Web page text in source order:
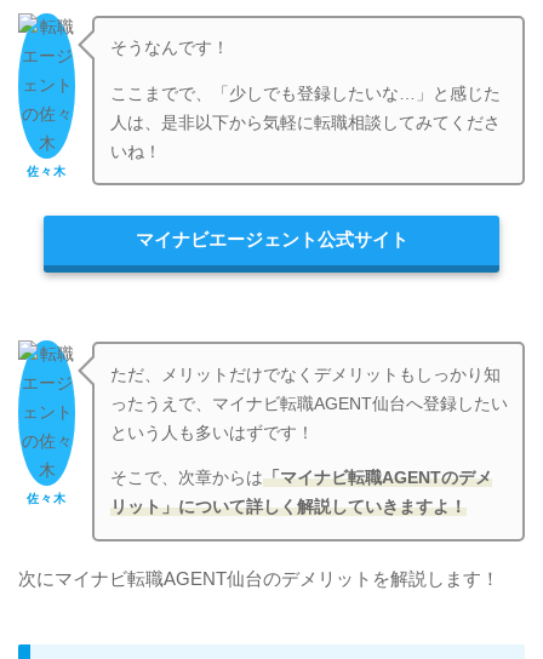
佐々木
そうなんです！
ここまでで、「少しでも登録したいな…」と感じた
人は、是非以下から気軽に転職相談してみてくださ
いね！
マイナビエージェント公式サイト
佐々木
ただ、メリットだけでなくデメリットもしっかり知
ったうえで、マイナビ転職AGENT仙台へ登録したい
という人も多いはずです！
そこで、次章からは「マイナビ転職AGENTのデメ
リット」について詳しく解説していきますよ！
次にマイナビ転職AGENT仙台のデメリットを解説します！